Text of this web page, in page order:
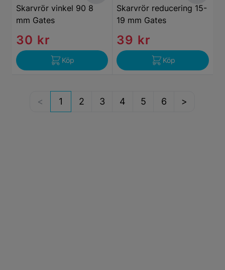
Skarvrör vinkel 90 8
mm Gates
30 kr
Köp
Skarvrör reducering 15-
19 mm Gates
39 kr
Köp
1 2 3 4 5 6